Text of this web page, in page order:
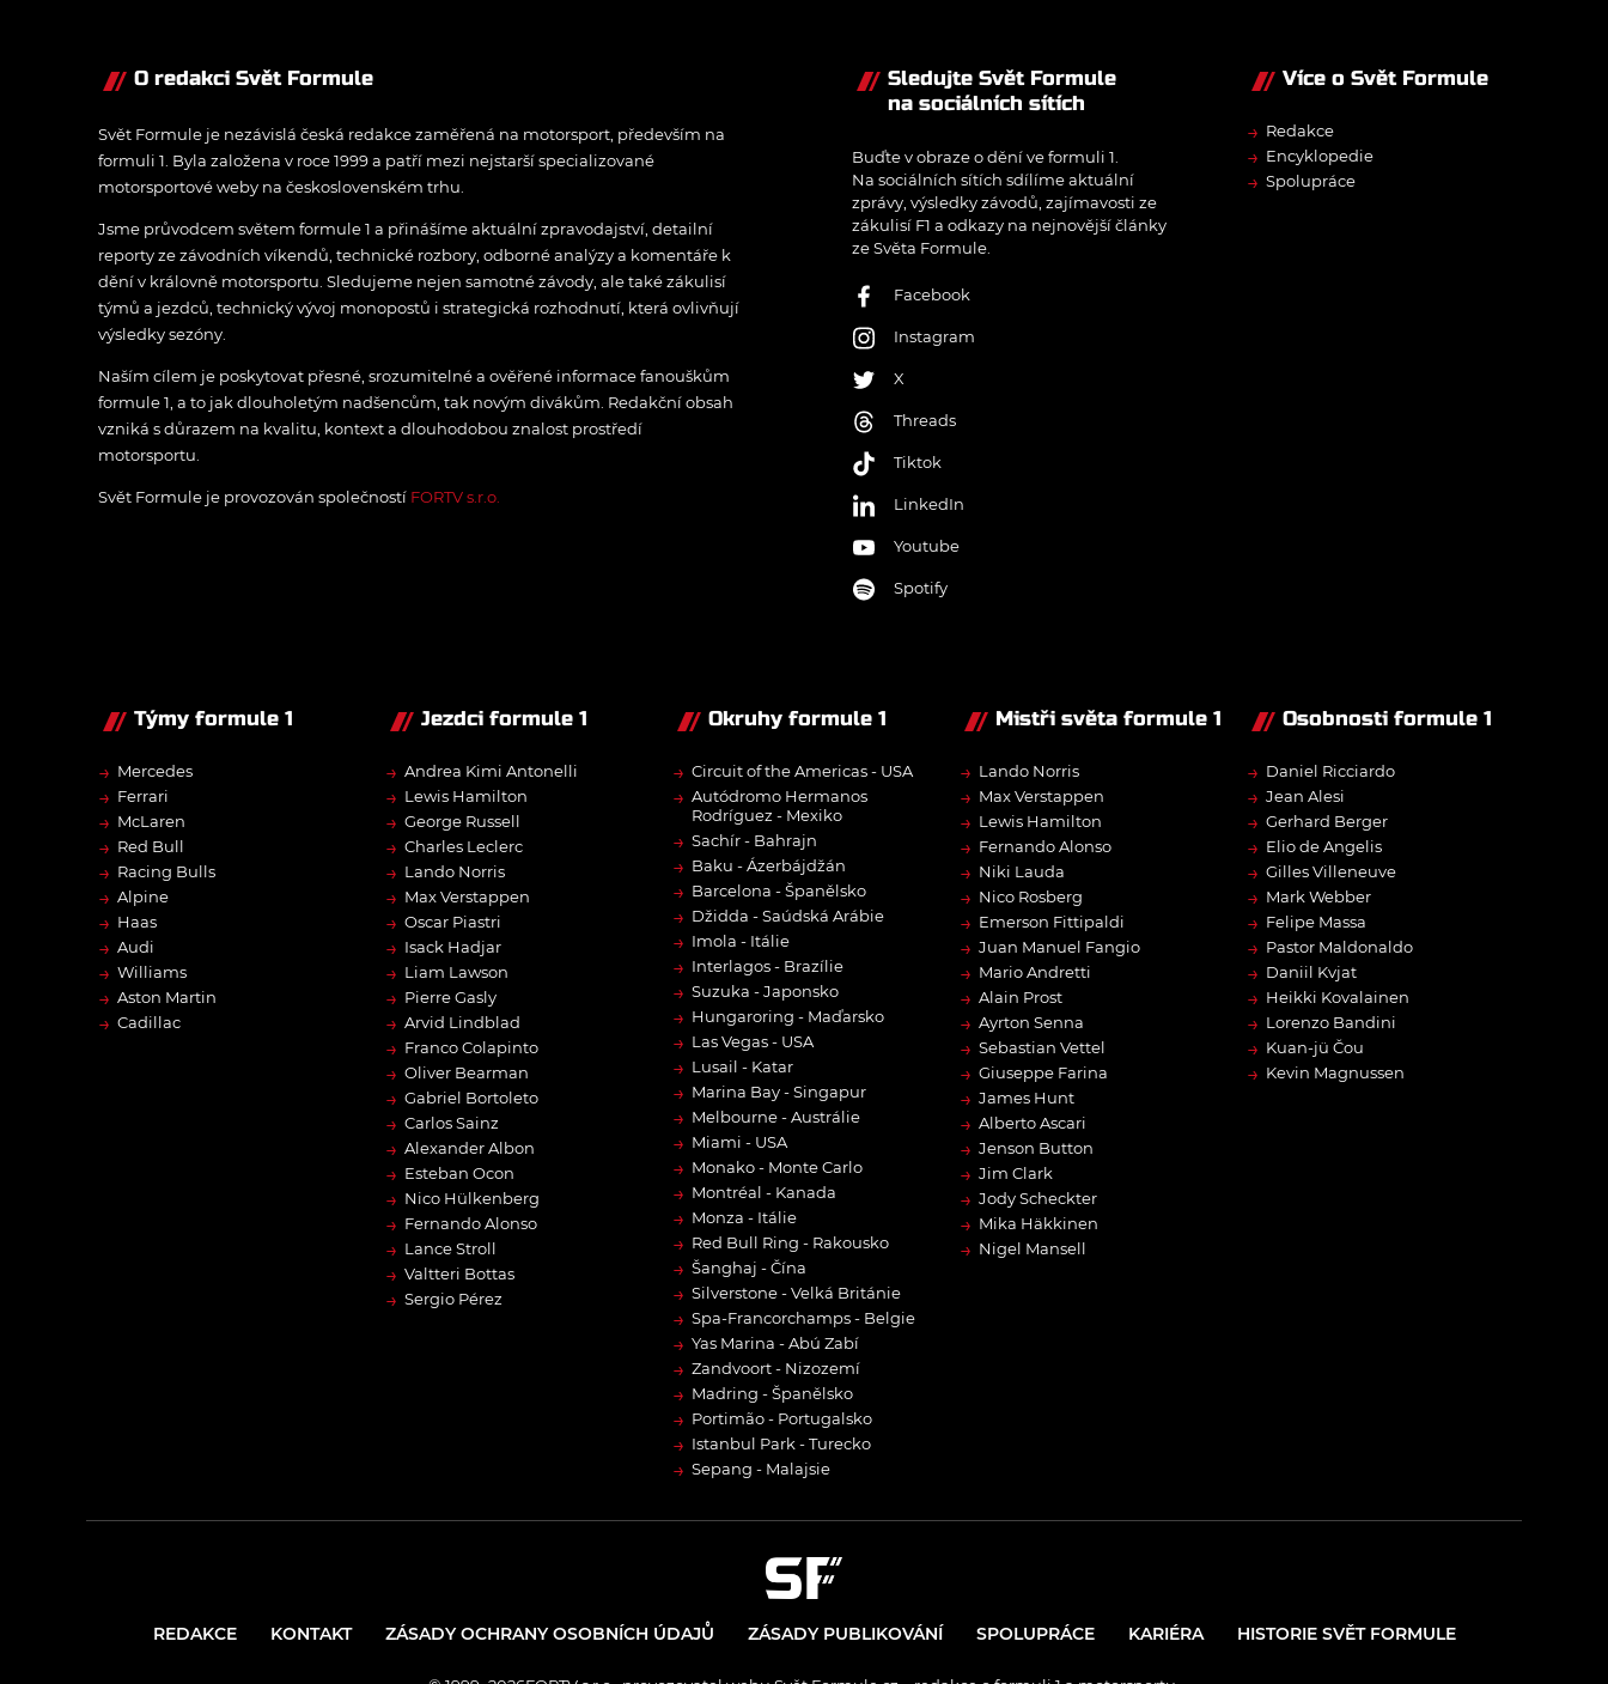
O redakci Svět Formule
Svět Formule je nezávislá česká redakce zaměřená na motorsport, především na
formuli 1. Byla založena v roce 1999 a patří mezi nejstarší specializované
motorsportové weby na československém trhu.
Jsme průvodcem světem formule 1 a přinášíme aktuální zpravodajství, detailní
reporty ze závodních víkendů, technické rozbory, odborné analýzy a komentáře k
dění v královně motorsportu. Sledujeme nejen samotné závody, ale také zákulisí
týmů a jezdců, technický vývoj monopostů i strategická rozhodnutí, která ovlivňují
výsledky sezóny.
Naším cílem je poskytovat přesné, srozumitelné a ověřené informace fanouškům
formule 1, a to jak dlouholetým nadšencům, tak novým divákům. Redakční obsah
vzniká s důrazem na kvalitu, kontext a dlouhodobou znalost prostředí
motorsportu.
Svět Formule je provozován společností FORTV s.r.o.
Sledujte Svět Formule
na sociálních sítích
Buďte v obraze o dění ve formuli 1.
Na sociálních sítích sdílíme aktuální
zprávy, výsledky závodů, zajímavosti ze
zákulisí F1 a odkazy na nejnovější články
ze Světa Formule.
Facebook
Instagram
X
Threads
Tiktok
LinkedIn
Youtube
Spotify
Více o Svět Formule
→ Redakce
→ Encyklopedie
→ Spolupráce
Týmy formule 1
→ Mercedes
→ Ferrari
→ McLaren
→ Red Bull
→ Racing Bulls
→ Alpine
→ Haas
→ Audi
→ Williams
→ Aston Martin
→ Cadillac
Jezdci formule 1
→ Andrea Kimi Antonelli
→ Lewis Hamilton
→ George Russell
→ Charles Leclerc
→ Lando Norris
→ Max Verstappen
→ Oscar Piastri
→ Isack Hadjar
→ Liam Lawson
→ Pierre Gasly
→ Arvid Lindblad
→ Franco Colapinto
→ Oliver Bearman
→ Gabriel Bortoleto
→ Carlos Sainz
→ Alexander Albon
→ Esteban Ocon
→ Nico Hülkenberg
→ Fernando Alonso
→ Lance Stroll
→ Valtteri Bottas
→ Sergio Pérez
Okruhy formule 1
→ Circuit of the Americas - USA
→ Autódromo Hermanos
Rodríguez - Mexiko
→ Sachír - Bahrajn
→ Baku - Ázerbájdžán
→ Barcelona - Španělsko
→ Džidda - Saúdská Arábie
→ Imola - Itálie
→ Interlagos - Brazílie
→ Suzuka - Japonsko
→ Hungaroring - Maďarsko
→ Las Vegas - USA
→ Lusail - Katar
→ Marina Bay - Singapur
→ Melbourne - Austrálie
→ Miami - USA
→ Monako - Monte Carlo
→ Montréal - Kanada
→ Monza - Itálie
→ Red Bull Ring - Rakousko
→ Šanghaj - Čína
→ Silverstone - Velká Británie
→ Spa-Francorchamps - Belgie
→ Yas Marina - Abú Zabí
→ Zandvoort - Nizozemí
→ Madring - Španělsko
→ Portimão - Portugalsko
→ Istanbul Park - Turecko
→ Sepang - Malajsie
Mistři světa formule 1
→ Lando Norris
→ Max Verstappen
→ Lewis Hamilton
→ Fernando Alonso
→ Niki Lauda
→ Nico Rosberg
→ Emerson Fittipaldi
→ Juan Manuel Fangio
→ Mario Andretti
→ Alain Prost
→ Ayrton Senna
→ Sebastian Vettel
→ Giuseppe Farina
→ James Hunt
→ Alberto Ascari
→ Jenson Button
→ Jim Clark
→ Jody Scheckter
→ Mika Häkkinen
→ Nigel Mansell
Osobnosti formule 1
→ Daniel Ricciardo
→ Jean Alesi
→ Gerhard Berger
→ Elio de Angelis
→ Gilles Villeneuve
→ Mark Webber
→ Felipe Massa
→ Pastor Maldonaldo
→ Daniil Kvjat
→ Heikki Kovalainen
→ Lorenzo Bandini
→ Kuan-jü Čou
→ Kevin Magnussen
REDAKCE KONTAKT ZÁSADY OCHRANY OSOBNÍCH ÚDAJŮ ZÁSADY PUBLIKOVÁNÍ SPOLUPRÁCE KARIÉRA HISTORIE SVĚT FORMULE